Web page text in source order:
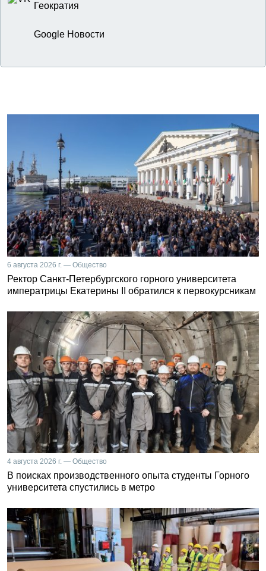
Геократия
Google Новости
6 августа 2026 г. — Общество
Ректор Санкт-Петербургского горного университета
императрицы Екатерины II обратился к первокурсникам
4 августа 2026 г. — Общество
В поисках производственного опыта студенты Горного
университета спустились в метро